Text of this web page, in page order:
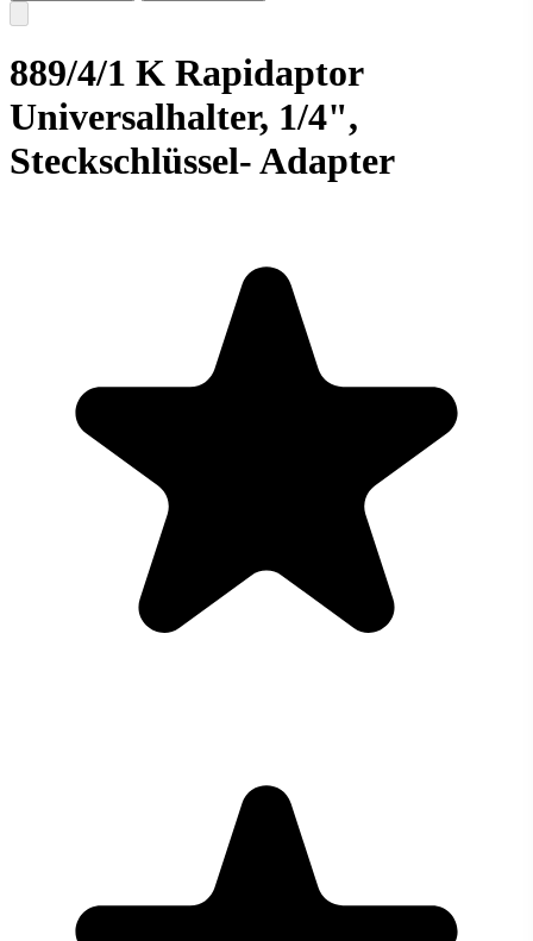
889/4/1 K Rapidaptor
Universalhalter, 1/4",
Steckschlüssel- Adapter